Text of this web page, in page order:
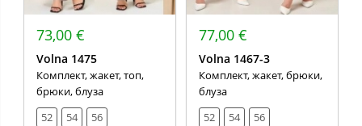
73,00 €
Volna 1475
Комплект, жакет, топ,
брюки, блуза
52
54 56
77,00 €
Volna 1467-3
Комплект, жакет, брюки,
блуза
52
54 56